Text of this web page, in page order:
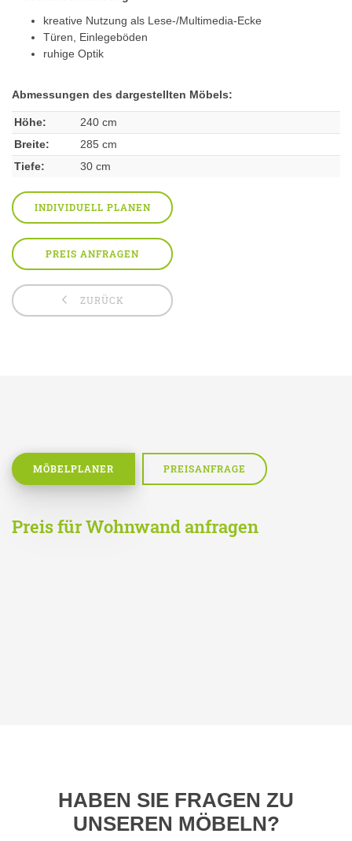
kreative Nutzung als Lese-/Multimedia-Ecke
Türen, Einlegeböden
ruhige Optik
Abmessungen des dargestellten Möbels:
Höhe:
240 cm
Breite:
285 cm
Tiefe:
30 cm
INDIVIDUELL PLANEN
PREIS ANFRAGEN
ZURÜCK
MÖBELPLANER PREISANFRAGE
Preis für Wohnwand anfragen
HABEN SIE FRAGEN ZU
UNSEREN MÖBELN?